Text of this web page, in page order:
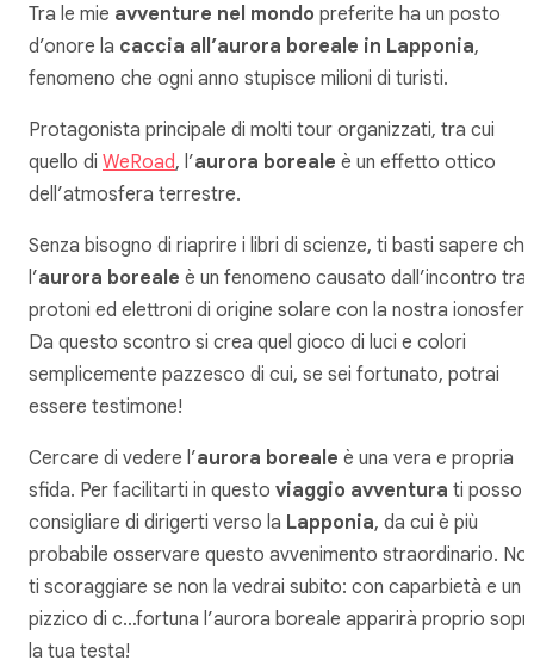
Tra le mie avventure nel mondo preferite ha un posto
d’onore la caccia all’aurora boreale in Lapponia,
fenomeno che ogni anno stupisce milioni di turisti.
Protagonista principale di molti tour organizzati, tra cui
quello di WeRoad, l’aurora boreale è un effetto ottico
dell’atmosfera terrestre.
Senza bisogno di riaprire i libri di scienze, ti basti sapere che
l’aurora boreale è un fenomeno causato dall’incontro tra
protoni ed elettroni di origine solare con la nostra
Da questo scontro si crea quel gioco di luci e colori
semplicemente pazzesco di cui, se sei fortunato, potrai
essere testimone!
Cercare di vedere l’aurora boreale è una vera e propria
sfida. Per facilitarti in questo viaggio avventura ti posso
consigliare di dirigerti verso la Lapponia, da cui è più
probabile osservare questo avvenimento straordinario.
ti scoraggiare se non la vedrai subito: con caparbietà e un
pizzico di c…fortuna l’aurora boreale apparirà proprio
la tua testa!